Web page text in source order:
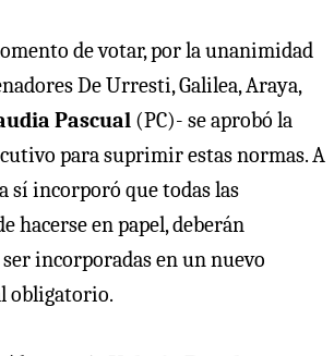
de votar, por la unanimidad
De Urresti, Galilea, Araya,
Pascual (PC)- se aprobó la
para suprimir estas normas. A
sí incorporó que todas las
hacerse en papel, deberán
incorporadas en un nuevo
obligatorio.